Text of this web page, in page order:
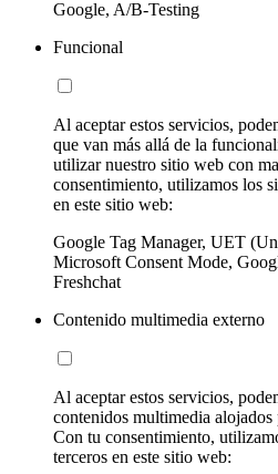
Google, A/B-Testing
Funcional
Al aceptar estos servicios,
que van más allá de la
utilizar nuestro sitio web con
consentimiento, utilizamos los
en este sitio web:
Google Tag Manager, UET
Microsoft Consent Mode,
Freshchat
Contenido multimedia externo
Al aceptar estos servicios,
contenidos multimedia alojados
Con tu consentimiento,
terceros en este sitio web: